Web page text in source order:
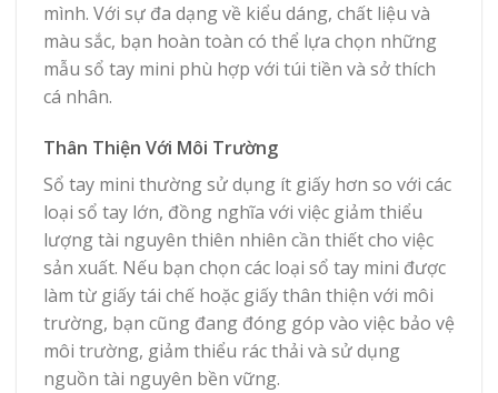
mình. Với sự đa dạng về kiểu dáng, chất liệu và
màu sắc, bạn hoàn toàn có thể lựa chọn những
mẫu sổ tay mini phù hợp với túi tiền và sở thích
cá nhân.
Thân Thiện Với Môi Trường
Sổ tay mini thường sử dụng ít giấy hơn so với các
loại sổ tay lớn, đồng nghĩa với việc giảm thiểu
lượng tài nguyên thiên nhiên cần thiết cho việc
sản xuất. Nếu bạn chọn các loại sổ tay mini được
làm từ giấy tái chế hoặc giấy thân thiện với môi
trường, bạn cũng đang đóng góp vào việc bảo vệ
môi trường, giảm thiểu rác thải và sử dụng
nguồn tài nguyên bền vững.